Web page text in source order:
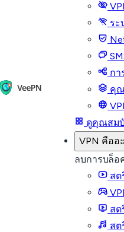
ระ
กา
คุณ
ดูคุณสม
VPN คืออ
ลบการบล็อ
สต
สต
สต